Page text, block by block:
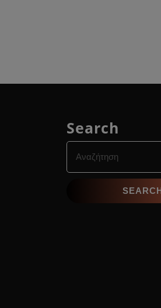
Search
for: